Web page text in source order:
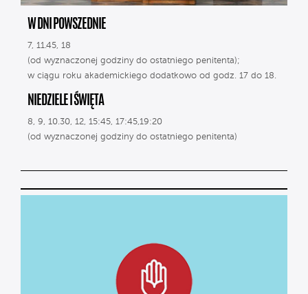
W DNI POWSZEDNIE
7, 11.45, 18
(od wyznaczonej godziny do ostatniego penitenta);
w ciągu roku akademickiego dodatkowo od godz. 17 do 18.
NIEDZIELE I ŚWIĘTA
8, 9, 10.30, 12, 15:45, 17:45,19:20
(od wyznaczonej godziny do ostatniego penitenta)